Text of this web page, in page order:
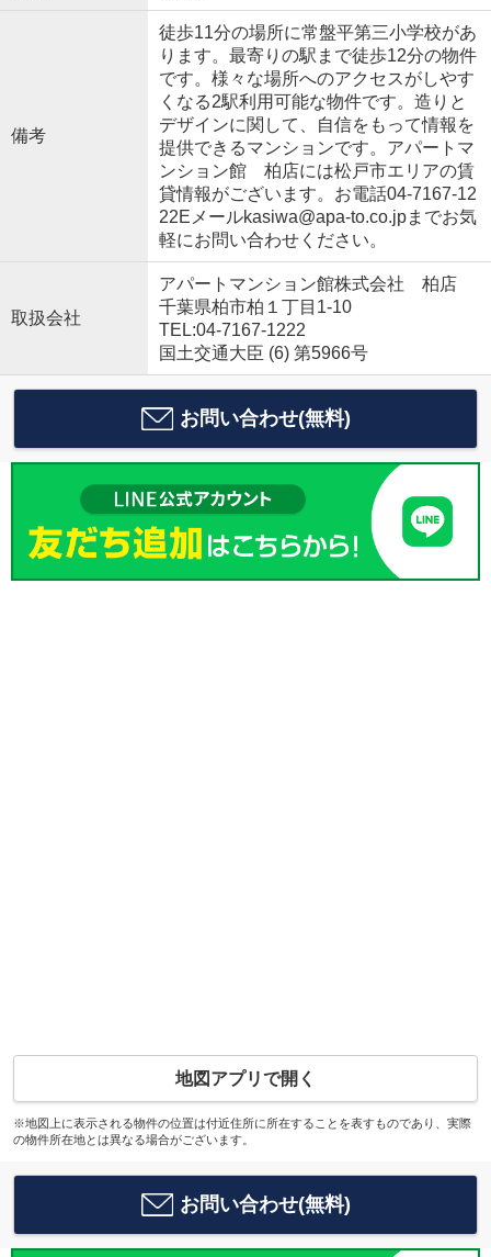
備考
徒歩11分の場所に常盤平第三小学校があ
ります。最寄りの駅まで徒歩12分の物件
です。様々な場所へのアクセスがしやす
くなる2駅利用可能な物件です。造りと
デザインに関して、自信をもって情報を
提供できるマンションです。アパートマ
ンション館 柏店には松戸市エリアの賃
貸情報がございます。お電話04-7167-12
22Eメールkasiwa@apa-to.co.jpまでお気
軽にお問い合わせください。
取扱会社
アパートマンション館株式会社 柏店
千葉県柏市柏１丁目1-10
TEL:04-7167-1222
国土交通大臣 (6) 第5966号
お問い合わせ(無料)
地図アプリで開く
※地図上に表示される物件の位置は付近住所に所在することを表すものであり、実際
の物件所在地とは異なる場合がございます。
お問い合わせ(無料)